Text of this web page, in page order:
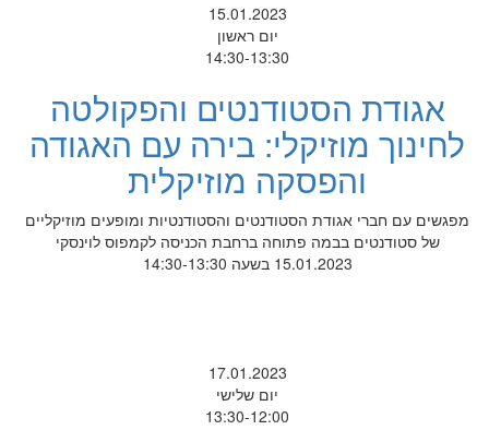
15.01.2023
יום ראשון
14:30-13:30
אגודת הסטודנטים והפקולטה
לחינוך מוזיקלי: בירה עם האגודה
והפסקה מוזיקלית
מפגשים עם חברי אגודת הסטודנטים והסטודנטיות ומופעים מוזיקליים
של סטודנטים בבמה פתוחה ברחבת הכניסה לקמפוס לוינסקי
15.01.2023 בשעה 14:30-13:30
17.01.2023
יום שלישי
13:30-12:00